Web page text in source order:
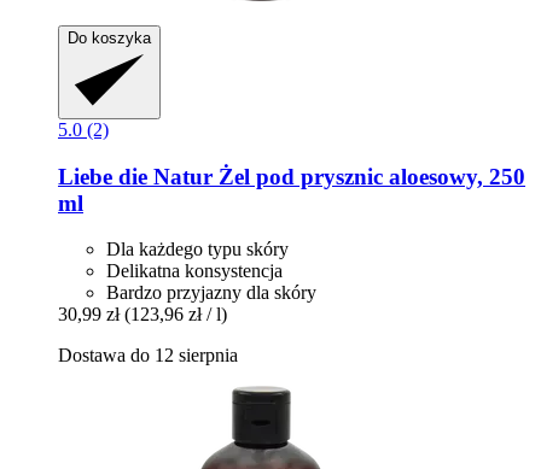
Do koszyka
5.0 (2)
Liebe die Natur Żel pod prysznic aloesowy, 250
ml
Dla każdego typu skóry
Delikatna konsystencja
Bardzo przyjazny dla skóry
30,99 zł (123,96 zł / l)
Dostawa do 12 sierpnia